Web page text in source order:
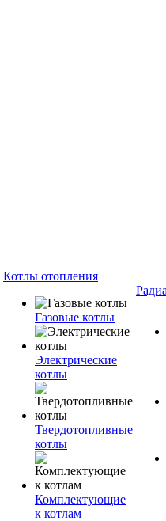
Котлы отопления
Газовые котлы
Электрические
котлы
Твердотопливные
котлы
Комплектующие
к котлам